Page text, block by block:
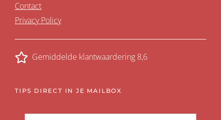
Contact
Privacy Policy
Gemiddelde klantwaardering 8,6
TIPS DIRECT IN JE MAILBOX